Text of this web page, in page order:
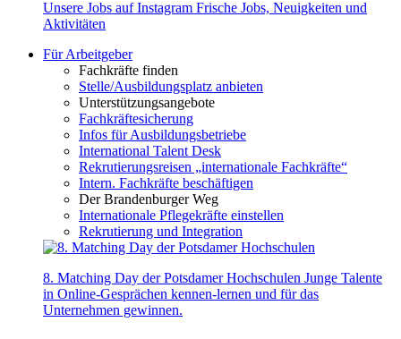
Unsere Jobs auf Instagram Frische Jobs, Neuigkeiten und
Aktivitäten
Für Arbeitgeber
Fachkräfte finden
Stelle/Ausbildungsplatz anbieten
Unterstützungsangebote
Fachkräftesicherung
Infos für Ausbildungsbetriebe
International Talent Desk
Rekrutierungsreisen „internationale Fachkräfte“
Intern. Fachkräfte beschäftigen
Der Brandenburger Weg
Internationale Pflegekräfte einstellen
Rekrutierung und Integration
8. Matching Day der Potsdamer Hochschulen Junge Talente
in Online-Gesprächen kennen-lernen und für das
Unternehmen gewinnen.